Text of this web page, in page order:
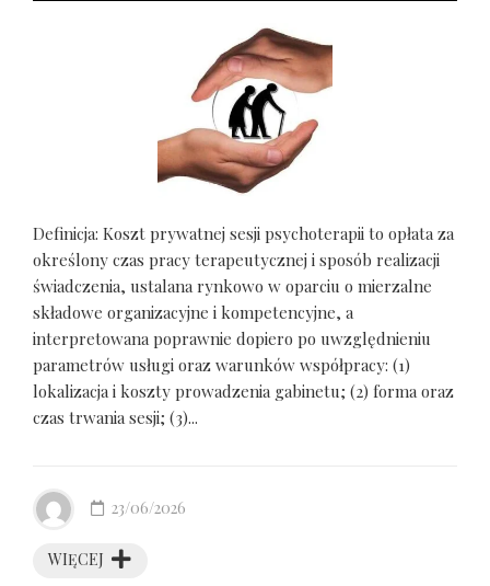
Definicja: Koszt prywatnej sesji psychoterapii to opłata za
określony czas pracy terapeutycznej i sposób realizacji
świadczenia, ustalana rynkowo w oparciu o mierzalne
składowe organizacyjne i kompetencyjne, a
interpretowana poprawnie dopiero po uwzględnieniu
parametrów usługi oraz warunków współpracy: (1)
lokalizacja i koszty prowadzenia gabinetu; (2) forma oraz
czas trwania sesji; (3)...
WIĘCEJ
23/06/2026